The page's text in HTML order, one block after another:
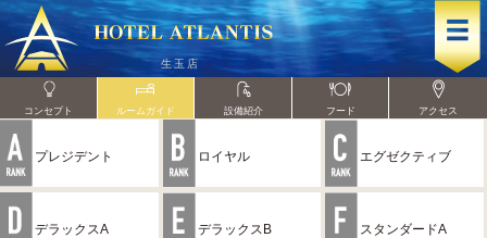
コンセプト ルームガイド 設備紹介 フード アクセス
プレジデント ロイヤル エグゼクティブ
デラックスA デラックスB スタンダードA